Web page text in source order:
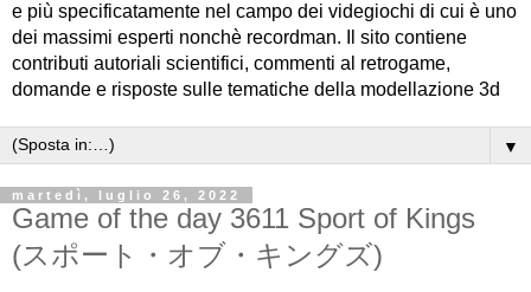
e più specificatamente nel campo dei videgiochi di cui è uno
dei massimi esperti nonchè recordman. Il sito contiene
contributi autoriali scientifici, commenti al retrogame,
domande e risposte sulle tematiche della modellazione 3d
▼
martedì, luglio 26, 2022
Game of the day 3611 Sport of Kings
(スポート・オブ・キングズ)